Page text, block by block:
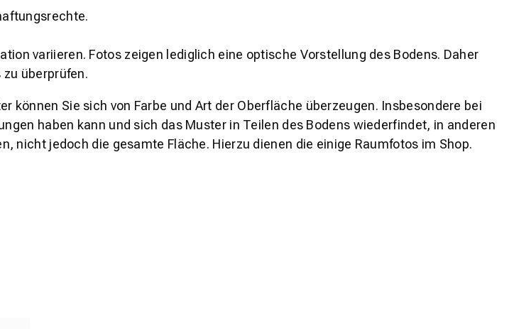
variieren. Fotos zeigen lediglich eine optische Vorstellung des Bodens. Daher
überprüfen.
können Sie sich von Farbe und Art der Oberfläche überzeugen. Insbesondere bei
haben kann und sich das Muster in Teilen des Bodens wiederfindet, in anderen
nicht jedoch die gesamte Fläche. Hierzu dienen die einige Raumfotos im Shop.